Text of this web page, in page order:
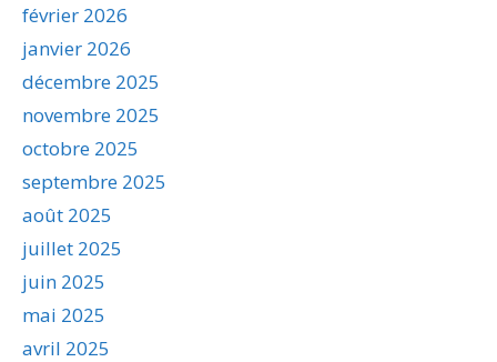
février 2026
janvier 2026
décembre 2025
novembre 2025
octobre 2025
septembre 2025
août 2025
juillet 2025
juin 2025
mai 2025
avril 2025